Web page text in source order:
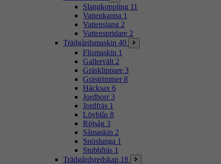
Slangkoppling 11
Vattenkanna 1
Vattenslang 2
Vattenspridare 2
Trädgårdsmaskin 40
Flismaskin 1
Gallervält 2
Gräsklippare 3
Grästrimmer 8
Häcksax 6
Jordborr 3
Jordfräs 1
Lövblås 8
Röjsåg 3
Såmaskin 2
Snöslunga 1
Stubbfräs 1
Trädgårdsredskap 18